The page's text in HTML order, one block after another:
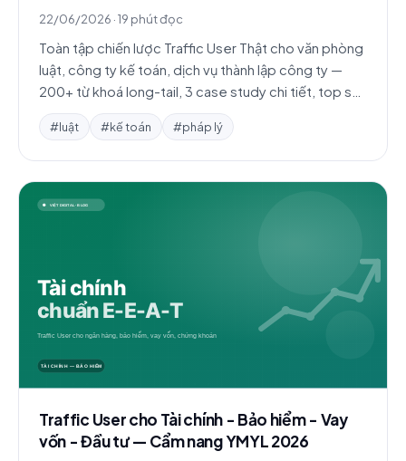
22/06/2026 ·19 phút đọc
Toàn tập chiến lược Traffic User Thật cho văn phòng
luật, công ty kế toán, dịch vụ thành lập công ty —
200+ từ khoá long-tail, 3 case study chi tiết, top sai
lầm và FAQ.
#luật #kế toán #pháp lý
Traffic User cho Tài chính - Bảo hiểm - Vay
vốn - Đầu tư — Cẩm nang YMYL 2026